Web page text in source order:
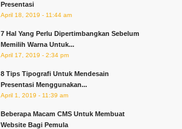
Presentasi
April 18, 2019 - 11:44 am
7 Hal Yang Perlu Dipertimbangkan Sebelum
Memilih Warna Untuk...
April 17, 2019 - 2:34 pm
8 Tips Tipografi Untuk Mendesain
Presentasi Menggunakan...
April 1, 2019 - 11:39 am
Beberapa Macam CMS Untuk Membuat
Website Bagi Pemula